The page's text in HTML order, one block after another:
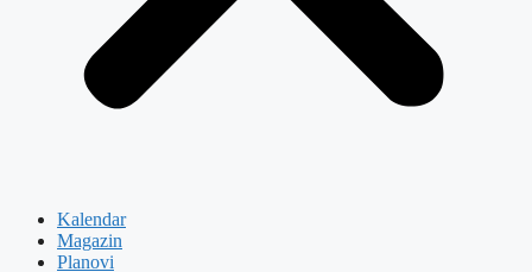
Kalendar
Magazin
Planovi